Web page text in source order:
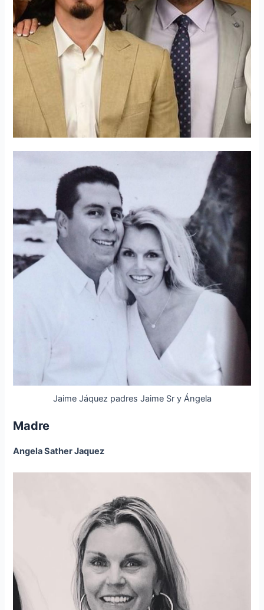
Jaime Jáquez padres Jaime Sr y Ángela
Madre
Angela Sather Jaquez